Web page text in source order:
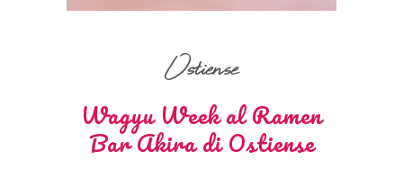
Ostiense
Wagyu Week al Ramen
Bar Akira di Ostiense